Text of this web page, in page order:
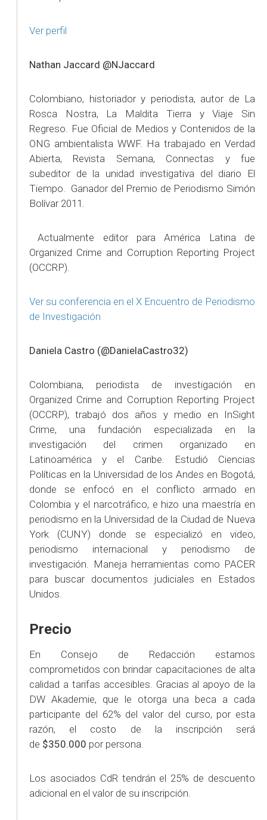
Ver perfil
Nathan Jaccard @NJaccard
Colombiano, historiador y periodista, autor de La
Rosca Nostra, La Maldita Tierra y Viaje Sin
Regreso. Fue Oficial de Medios y Contenidos de la
ONG ambientalista WWF. Ha trabajado en Verdad
Abierta, Revista Semana, Connectas y fue
subeditor de la unidad investigativa del diario El
Tiempo. Ganador del Premio de Periodismo Simón
Bolívar 2011.
Actualmente editor para América Latina de
Organized Crime and Corruption Reporting Project
(OCCRP).
Ver su conferencia en el X Encuentro de Periodismo
de Investigación
Daniela Castro (@DanielaCastro32)
Colombiana, periodista de investigación en
Organized Crime and Corruption Reporting Project
(OCCRP), trabajó dos años y medio en InSight
Crime, una fundación especializada en la
investigación del crimen organizado en
Latinoamérica y el Caribe. Estudió Ciencias
Políticas en la Universidad de los Andes en Bogotá,
donde se enfocó en el conflicto armado en
Colombia y el narcotráfico, e hizo una maestría en
periodismo en la Universidad de la Ciudad de Nueva
York (CUNY) donde se especializó en video,
periodismo internacional y periodismo de
investigación. Maneja herramientas como PACER
para buscar documentos judiciales en Estados
Unidos.
Precio
En Consejo de Redacción estamos
comprometidos con brindar capacitaciones de alta
calidad a tarifas accesibles. Gracias al apoyo de la
DW Akademie, que le otorga una beca a cada
participante del 62% del valor del curso, por esta
razón, el costo de la inscripción será
de $350.000 por persona.
Los asociados CdR tendrán el 25% de descuento
adicional en el valor de su inscripción.